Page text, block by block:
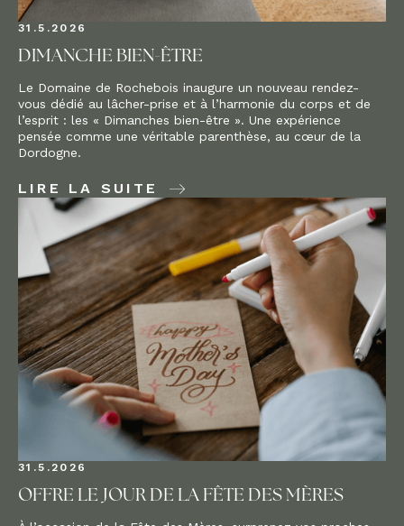
31.5.2026
DIMANCHE BIEN-ÊTRE
Le Domaine de Rochebois inaugure un nouveau rendez-
vous dédié au lâcher-prise et à l’harmonie du corps et de
l’esprit : les « Dimanches bien-être ». Une expérience
pensée comme une véritable parenthèse, au cœur de la
Dordogne.
LIRE LA SUITE
31.5.2026
OFFRE LE JOUR DE LA FÊTE DES MÈRES